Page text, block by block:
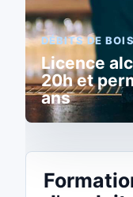
DÉBITS DE
Licence
20h et
ans